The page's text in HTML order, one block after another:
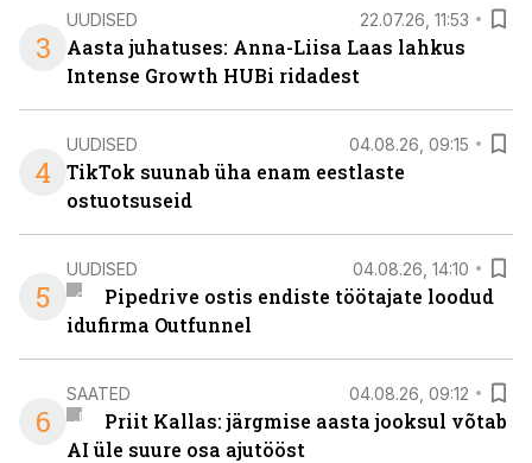
3
UUDISED 22.07.26, 11:53
Aasta juhatuses: Anna-Liisa Laas lahkus
Intense Growth HUBi ridadest
4
UUDISED 04.08.26, 09:15
TikTok suunab üha enam eestlaste
ostuotsuseid
5
UUDISED 04.08.26, 14:10
Pipedrive ostis endiste töötajate loodud
idufirma Outfunnel
6
SAATED 04.08.26, 09:12
Priit Kallas: järgmise aasta jooksul võtab
AI üle suure osa ajutööst